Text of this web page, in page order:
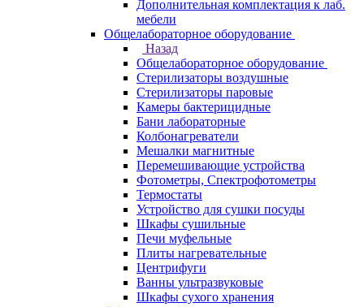
Дополнительная комплектация к лаб.
мебели
Общелабораторное оборудование
Назад
Общелабораторное оборудование
Стерилизаторы воздушные
Стерилизаторы паровые
Камеры бактерицидные
Бани лабораторные
Колбонагреватели
Мешалки магнитные
Перемешивающие устройства
Фотометры, Спектрофотометры
Термостаты
Устройство для сушки посуды
Шкафы сушильные
Печи муфельные
Плиты нагревательные
Центрифуги
Ванны ультразвуковые
Шкафы сухого хранения